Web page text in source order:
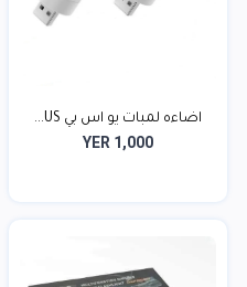
اضاءه لمبات يو اس بي US...
YER 1,000